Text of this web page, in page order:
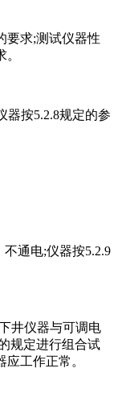
要求;测试仪器性
器按5.2.8规定的参
通电;仪器按5.2.9
井仪器与可调电
规定进行组合试
工作正常。